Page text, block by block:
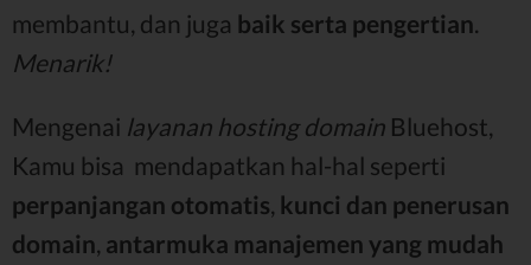
membantu, dan juga baik serta pengertian
Menarik!
Mengenai layanan hosting domain Bluehost,
Kamu bisa mendapatkan hal-hal seperti
perpanjangan otomatis kunci dan penerusan
domain antarmuka manajemen yang mudah